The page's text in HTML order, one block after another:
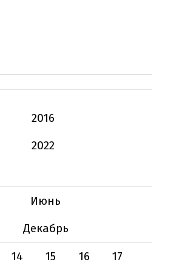
2016
2022
Июнь
Декабрь
14
15 16 17